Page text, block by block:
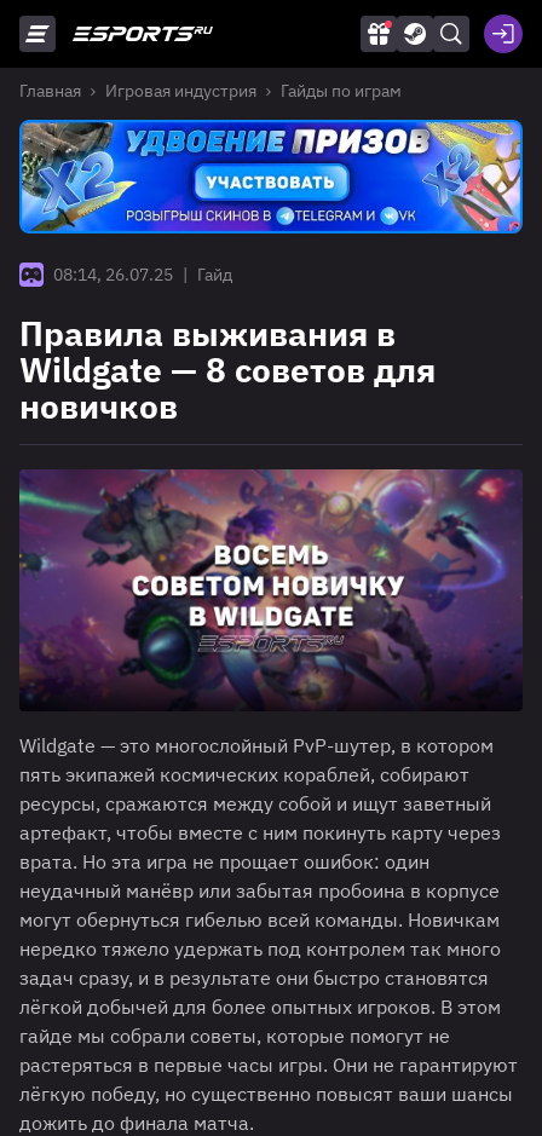
Главная Игровая индустрия Гайды по играм
08:14, 26.07.25 | Гайд
Правила выживания в
Wildgate — 8 советов для
новичков
Wildgate — это многослойный PvP-шутер, в котором
пять экипажей космических кораблей, собирают
ресурсы, сражаются между собой и ищут заветный
артефакт, чтобы вместе с ним покинуть карту через
врата. Но эта игра не прощает ошибок: один
неудачный манёвр или забытая пробоина в корпусе
могут обернуться гибелью всей команды. Новичкам
нередко тяжело удержать под контролем так много
задач сразу, и в результате они быстро становятся
лёгкой добычей для более опытных игроков. В этом
гайде мы собрали советы, которые помогут не
растеряться в первые часы игры. Они не гарантируют
лёгкую победу, но существенно повысят ваши шансы
дожить до финала матча.